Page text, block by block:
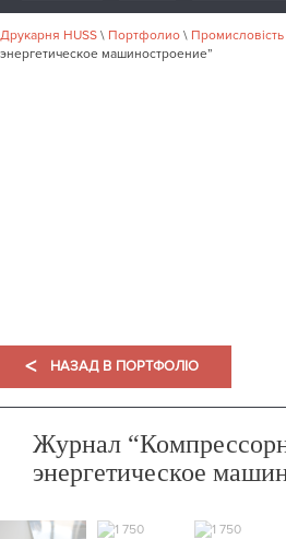
Друкарня HUSS \ Портфолио \ Промисловість
энергетическое машиностроение”
< НАЗАД В ПОРТФОЛІО
Журнал
энергетическое